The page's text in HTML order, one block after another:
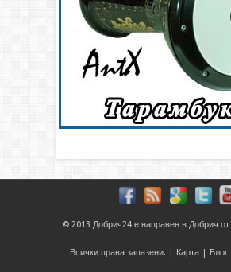
© 2013 Добрич24 е направен в Добрич от
Всички права запазени. | Карта | Блог